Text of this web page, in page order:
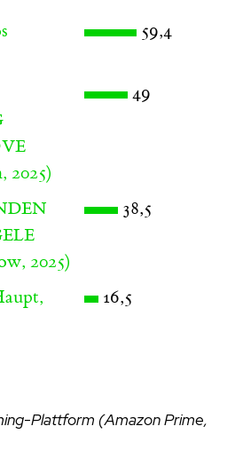
59,4
2025)
49
2025)
38,5
16,5
Plattform (Amazon Prime,